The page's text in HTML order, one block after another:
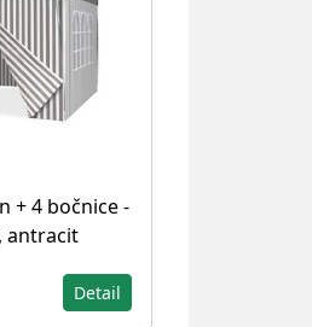
+ 4 bočnice -
antracit
Detail